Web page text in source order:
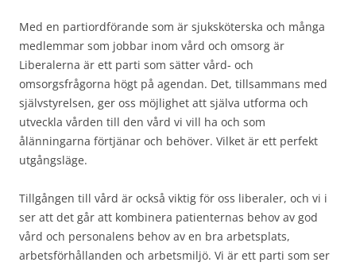
Med en partiordförande som är sjuksköterska och många
medlemmar som jobbar inom vård och omsorg är
Liberalerna är ett parti som sätter vård- och
omsorgsfrågorna högt på agendan. Det, tillsammans med
självstyrelsen, ger oss möjlighet att själva utforma och
utveckla vården till den vård vi vill ha och som
ålänningarna förtjänar och behöver. Vilket är ett perfekt
utgångsläge.
Tillgången till vård är också viktig för oss liberaler, och vi i
ser att det går att kombinera patienternas behov av god
vård och personalens behov av en bra arbetsplats,
arbetsförhållanden och arbetsmiljö. Vi är ett parti som ser